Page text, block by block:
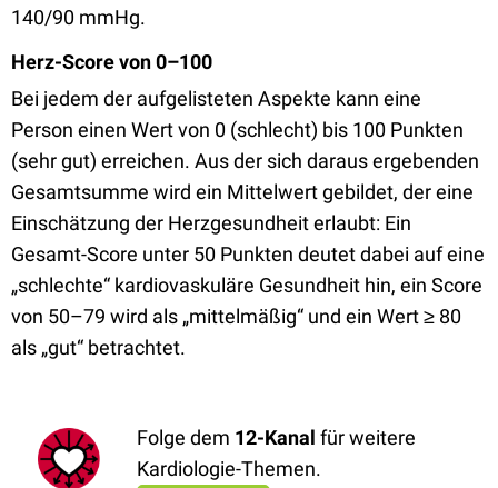
140/90 mmHg.
Herz-Score von 0–100
Bei jedem der aufgelisteten Aspekte kann eine
Person einen Wert von 0 (schlecht) bis 100 Punkten
(sehr gut) erreichen. Aus der sich daraus ergebenden
Gesamtsumme wird ein Mittelwert gebildet, der eine
Einschätzung der Herzgesundheit erlaubt: Ein
Gesamt-Score unter 50 Punkten deutet dabei auf eine
„schlechte“ kardiovaskuläre Gesundheit hin, ein Score
von 50–79 wird als „mittelmäßig“ und ein Wert ≥ 80
als „gut“ betrachtet.
Folge dem 12-Kanal für weitere
Kardiologie-Themen.